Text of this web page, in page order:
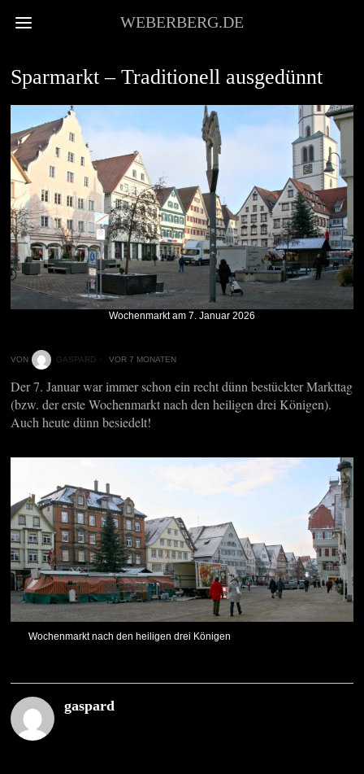
WEBERBERG.DE
Sparmarkt – Traditionell ausgedünnt
Wochenmarkt am 7. Januar 2026
VON GASPARD VOR 7 MONATEN
Der 7. Januar war immer schon ein recht dünn bestückter Markttag
(bzw. der erste Wochenmarkt nach den heiligen drei Königen).
Auch heute dünn besiedelt!
Wochenmarkt nach den heiligen drei Königen
gaspard